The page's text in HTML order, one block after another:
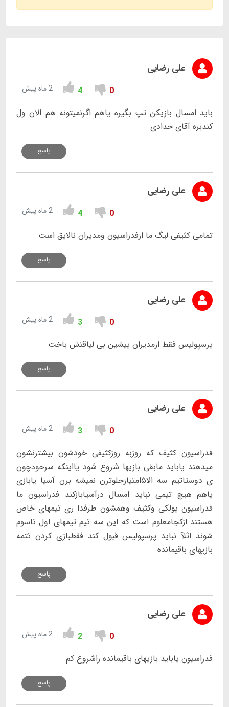
علی رضایی
0
4 2 ماه پیش
باید امسال بازیکن تپ بگیره یاهم اگرنمیتونه هم الان ول
کندبره آقای حدادی
پاسخ
علی رضایی
0
4 2 ماه پیش
تمامی کثیفی لیگ ما ازفدراسیون ومدیران نالایق است
پاسخ
علی رضایی
0
3 2 ماه پیش
پرسپولیس فقط ازمدیران پیشین بی لیاقتش باخت
پاسخ
علی رضایی
0
3 2 ماه پیش
فدراسیون کثیف که روزبه روزکثیفی خودشون بیشترنشون
میدهند یاباید مابقی بازیها شروع شود یااینکه سرخودچون
ی دوستاتیم سه الا۵امتیازجلوترن نمیشه برن آسیا یابازی
یاهم هیچ تیمی نباید امسال درآسیابازکند فدراسیون ما
فدراسیون پولکی وکثیف وهمشون طرفدا ری تیمهای خاص
هستند ازکجامعلوم است که این سه تیم تیمهای اول تاسوم
شوند اثلآ نباید پرسپولیس قبول کند فقطبازی کردن تتمه
بازیهای باقیمانده
پاسخ
علی رضایی
0
2 2 ماه پیش
فدراسیون یاباید بازیهای باقیمانده راشروع کم
پاسخ